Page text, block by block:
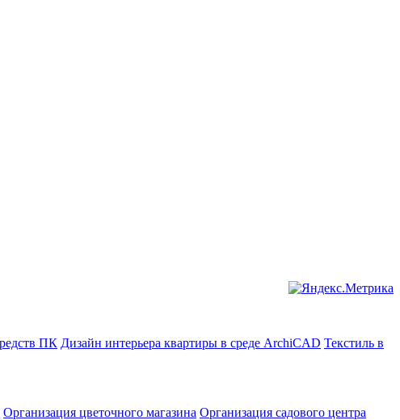
ПК Дизайн интерьера квартиры в среде ArchiCAD Текстиль в
Организация цветочного магазина Организация садового центра